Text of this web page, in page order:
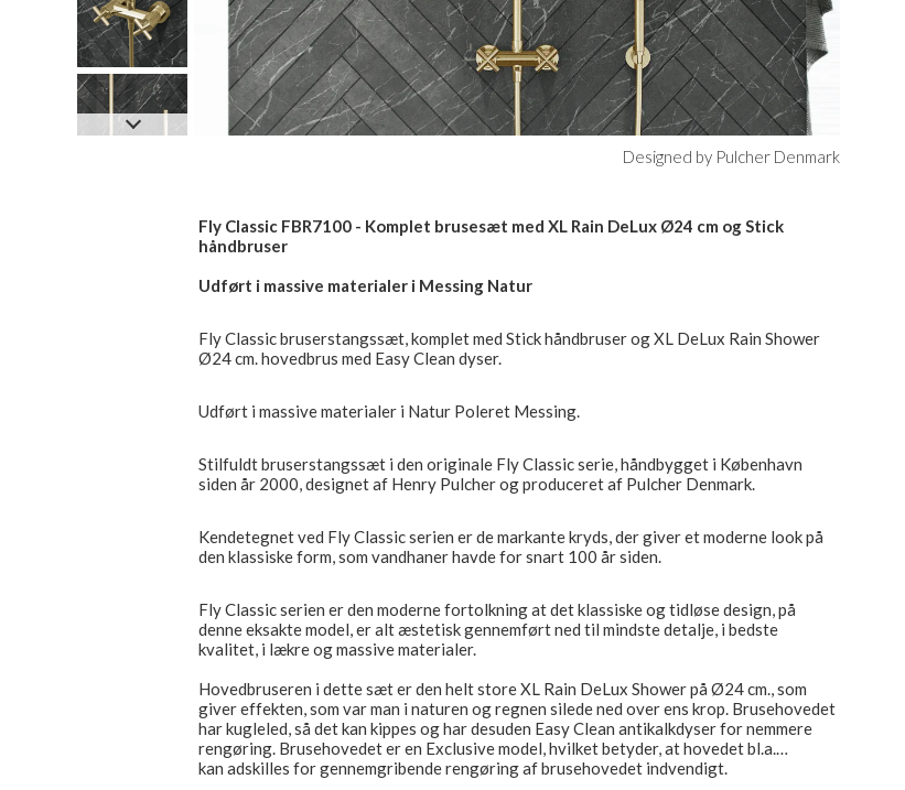
Designed by Pulcher Denmark
Fly Classic FBR7100 - Komplet brusesæt med XL Rain DeLux Ø24 cm og Stick
håndbruser
Udført i massive materialer i Messing Natur
Fly Classic bruserstangssæt, komplet med Stick håndbruser og XL DeLux Rain Shower
Ø24 cm. hovedbrus med Easy Clean dyser.
Udført i massive materialer i Natur Poleret Messing.
Stilfuldt bruserstangssæt i den originale Fly Classic serie, håndbygget i København
siden år 2000, designet af Henry Pulcher og produceret af Pulcher Denmark.
Kendetegnet ved Fly Classic serien er de markante kryds, der giver et moderne look på
den klassiske form, som vandhaner havde for snart 100 år siden.
Fly Classic serien er den moderne fortolkning at det klassiske og tidløse design, på
denne eksakte model, er alt æstetisk gennemført ned til mindste detalje, i bedste
kvalitet, i lækre og massive materialer.
Hovedbruseren i dette sæt er den helt store XL Rain DeLux Shower på Ø24 cm., som
giver effekten, som var man i naturen og regnen silede ned over ens krop. Brusehovedet
har kugleled, så det kan kippes og har desuden Easy Clean antikalkdyser for nemmere
rengøring. Brusehovedet er en Exclusive model, hvilket betyder, at hovedet bl.a.
kan adskilles for gennemgribende rengøring af brusehovedet indvendigt.